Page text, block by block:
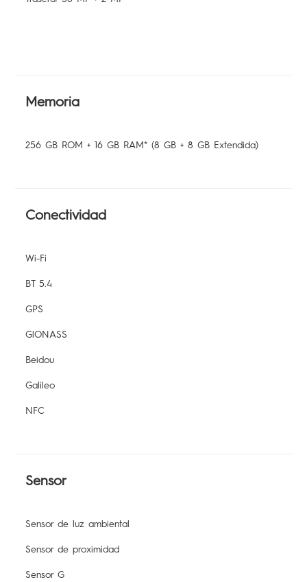
Memoria
256 GB ROM + 16 GB RAM* (8 GB + 8 GB Extendida)
Conectividad
Wi-Fi
BT 5.4
GPS
GlONASS
Beidou
Galileo
NFC
Sensor
Sensor de luz ambiental
Sensor de proximidad
Sensor G